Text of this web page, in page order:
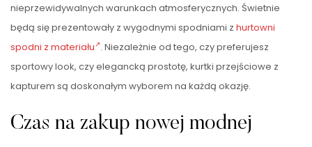
nieprzewidywalnych warunkach atmosferycznych. Świetnie
będą się prezentowały z wygodnymi spodniami z hurtowni
spodni z materiału . Niezależnie od tego, czy preferujesz
sportowy look, czy elegancką prostotę, kurtki przejściowe z
kapturem są doskonałym wyborem na każdą okazję.
Czas na zakup nowej modnej